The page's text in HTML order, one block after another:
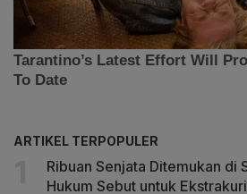
ARTIKEL TERPOPULER
Ribuan Senjata Ditemukan di
Hukum Sebut untuk